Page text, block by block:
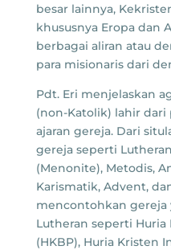
besar lainnya,
khususnya Eropa dan
berbagai aliran atau
para misionaris dari
Pdt. Eri menjelaskan
(non-Katolik) lahir
ajaran gereja. Dari
gereja seperti
(Menonite), Metodis,
Karismatik, Advent,
mencontohkan gereja
Lutheran seperti
(HKBP), Huria Kristen